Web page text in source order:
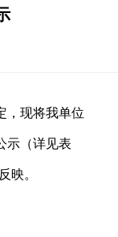
，现将我单位
示（详见表
映。